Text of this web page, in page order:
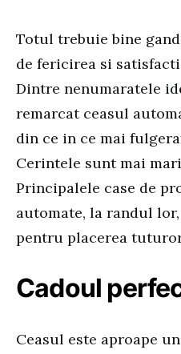
Totul trebuie bine
de fericirea si
Dintre nenumaratele
remarcat ceasul
din ce in ce mai
Cerintele sunt mai
Principalele case de
automate, la randul
pentru placerea
Cadoul
Ceasul este aproape